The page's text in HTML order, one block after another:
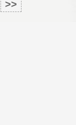
<<